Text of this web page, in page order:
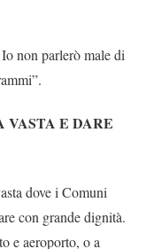
non parlerò male di
VASTA E DARE
dove i Comuni
con grande dignità.
e aeroporto, o a